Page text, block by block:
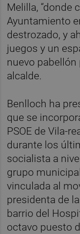
Melilla, “donde
Ayuntamiento
destrozado, y
juegos y un
nuevo pabellón
alcalde.
Benlloch ha
que se
PSOE de Vila-
durante los
socialista a
grupo
vinculada al
presidenta de
barrio del
octavo puesto